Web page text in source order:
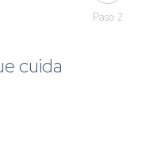
Paso 2
cuida